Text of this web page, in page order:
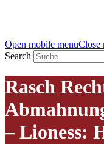
Open mobile menuClose
Search
Rasch
– Lioness: